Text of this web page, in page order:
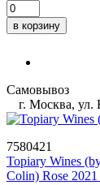
в корзину
Самовывоз
г. Москва, ул.
7580421
Topiary Wines
Colin) Rose